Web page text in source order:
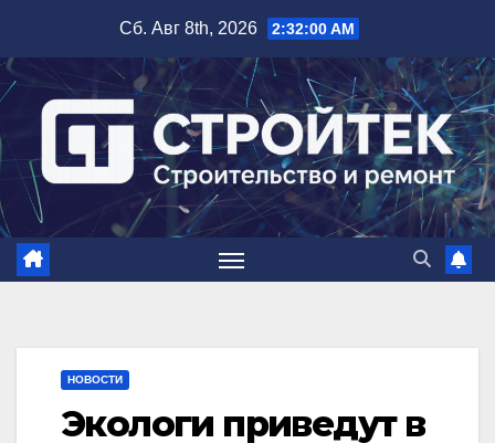
содержимому
Сб. Авг 8th, 2026 2:32:01 AM
НОВОСТИ
Экологи приведут в